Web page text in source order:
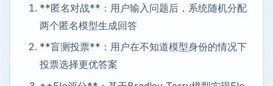
**匿名对战**：用户输入问题后，系统随机分配
两个匿名模型生成回答
**盲测投票**：用户在不知道模型身份的情况下
投票选择更优答案